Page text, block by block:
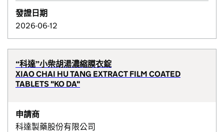
發證日期
2026-06-12
“科達”小柴胡湯濃縮膜衣錠
XIAO CHAI HU TANG EXTRACT FILM COATED
TABLETS "KO DA"
申請商
科達製藥股份有限公司